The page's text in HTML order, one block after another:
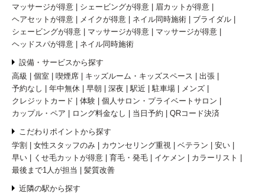
マッサージが得意
シェービングが得意
眉カットが得意
ヘアセットが得意
メイクが得意 ネイル同時施術
ブライダル
シェービングが得意
マッサージが得意
マッサージが得意
ヘッドスパが得意
ネイル同時施術
設備・サービスから探す
高級
個室 喫煙席 キッズルーム・キッズスペース
出張
予約なし
年中無休 早朝 深夜 駅近 駐車場
メンズ
クレジットカード
体験
個人サロン・プライベートサロン
カップル・ペア
ロング料金なし 当日予約 QRコード決済
こだわりポイントから探す
学割
女性スタッフのみ カウンセリング重視 ベテラン
安い
早い
くせ毛カットが得意 育毛・発毛 イケメン
カラーリスト
最後まで1人が担当
髪質改善
近隣の駅から探す